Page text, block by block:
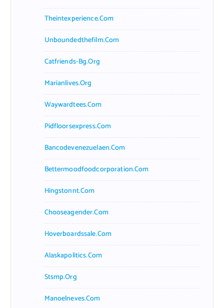
Theintexperience.com
Unboundedthefilm.com
Catfriends-Bg.org
Marianlives.org
Waywardtees.com
Pidfloorsexpress.com
Bancodevenezuelaen.com
Bettermoodfoodcorporation.com
Hingstonnt.com
Chooseagender.com
Hoverboardssale.com
Alaskapolitics.com
Stsmp.org
Manoelneves.com